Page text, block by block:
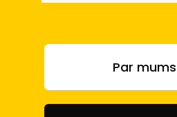
Par mums